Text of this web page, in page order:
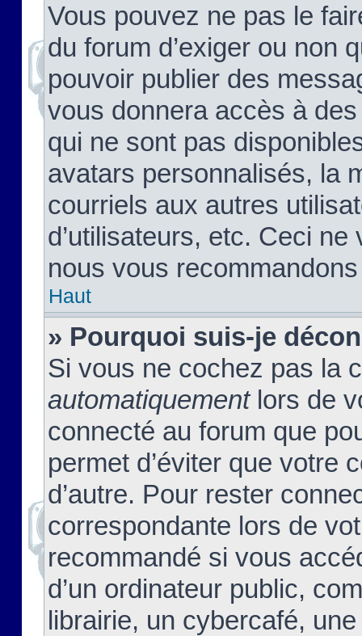
Vous pouvez ne pas le
du forum d’exiger ou non
pouvoir publier des
vous donnera accès à
qui ne sont pas
avatars personnalisés, la
courriels aux autres
d’utilisateurs, etc. Ceci
nous vous
Haut
» Pourquoi suis-je
Si vous ne cochez pas la
automatiquementlors de
connecté au forum que
permet d’éviter que votre
d’autre. Pour rester
correspondante lors de
recommandé si vous
d’un ordinateur public,
librairie, un cybercafé,